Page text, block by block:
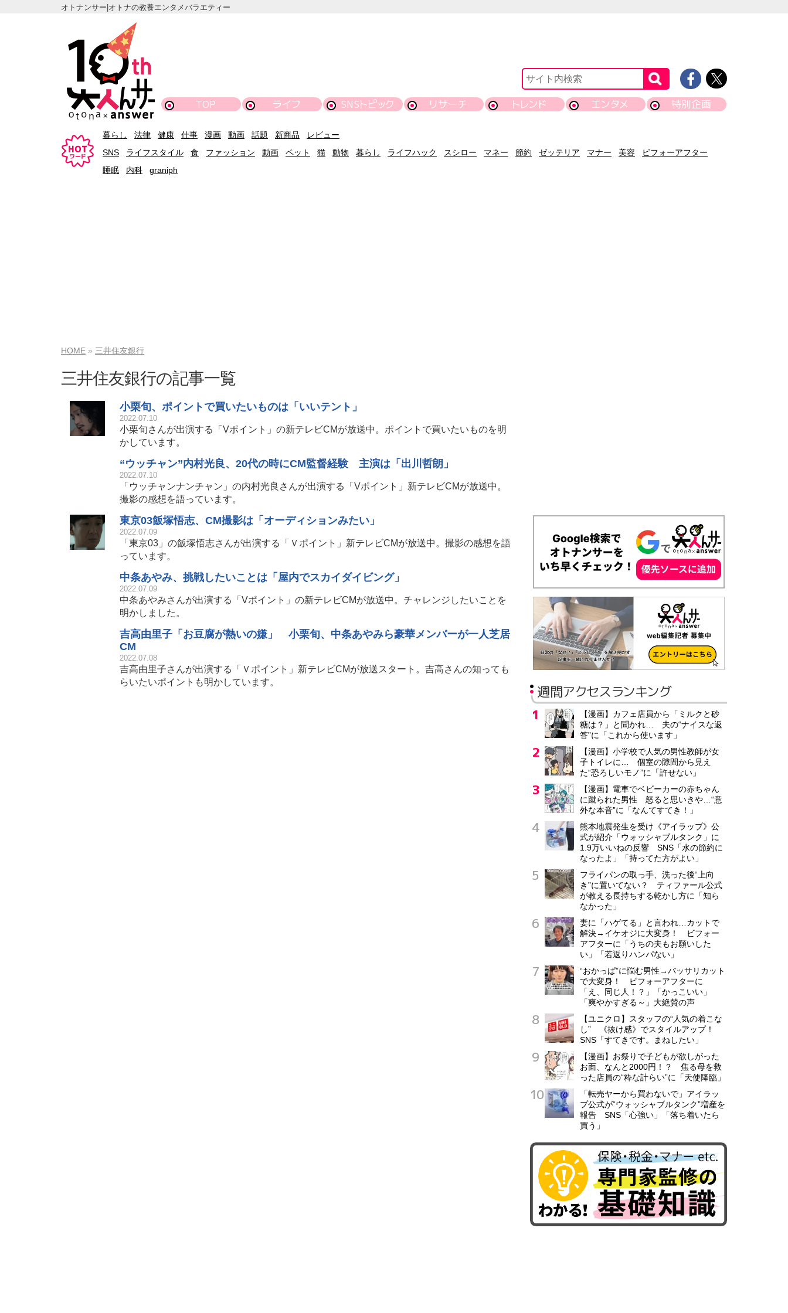
オトナンサー|オトナの教養エンタメバラエティー
TOP ライフ SNSトピック リサーチ トレンド エンタメ 特別企画
暮らし 法律 健康 仕事 漫画 動画 話題 新商品
レビュー
SNS
ライフスタイル 食 ファッション 動画 ペット 猫 動物 暮らし ライフハック スシロー マネー 節約 ゼッテリア マナー 美容
ビフォーアフター
睡眠
内科 graniph
HOME 三井住友銀行
三井住友銀行の記事一覧
小栗旬、ポイントで買いたいものは「いいテント」
2022.07.10
小栗旬さんが出演する「Vポイント」の新テレビCMが放送中。ポイントで買いたいものを明
かしています。
“ウッチャン”内村光良、20代の時にCM監督経験 主演は「出川哲朗」
2022.07.10
「ウッチャンナンチャン」の内村光良さんが出演する「Vポイント」新テレビCMが放送中。
撮影の感想を語っています。
東京03飯塚悟志、CM撮影は「オーディションみたい」
2022.07.09
「東京03」の飯塚悟志さんが出演する「Ｖポイント」新テレビCMが放送中。撮影の感想を語
っています。
中条あやみ、挑戦したいことは「屋内でスカイダイビング」
2022.07.09
中条あやみさんが出演する「Vポイント」の新テレビCMが放送中。チャレンジしたいことを
明かしました。
吉高由里子「お豆腐が熱いの嫌」 小栗旬、中条あやみら豪華メンバーが一人芝居
CM
2022.07.08
吉高由里子さんが出演する「Ｖポイント」新テレビCMが放送スタート。吉高さんの知っても
らいたいポイントも明かしています。
週間アクセスランキング
【漫画】カフェ店員から「ミルクと砂
糖は？」と聞かれ… 夫の“ナイスな返
答”に「これから使います」
【漫画】小学校で人気の男性教師が女
子トイレに… 個室の隙間から見え
た“恐ろしいモノ”に「許せない」
【漫画】電車でベビーカーの赤ちゃん
に蹴られた男性 怒ると思いきや…“意
外な本音”に「なんてすてき！」
熊本地震発生を受け《アイラップ》公
式が紹介「ウォッシャブルタンク」に
1.9万いいねの反響 SNS「水の節約に
なったよ」「持ってた方がよい」
フライパンの取っ手、洗った後“上向
き”に置いてない？ ティファール公式
が教える長持ちする乾かし方に「知ら
なかった」
妻に「ハゲてる」と言われ…カットで
解決→イケオジに大変身！ ビフォー
アフターに「うちの夫もお願いした
い」「若返りハンパない」
“おかっぱ”に悩む男性→バッサリカット
で大変身！ ビフォーアフターに
「え、同じ人！？」「かっこいい」
「爽やかすぎる～」大絶賛の声
【ユニクロ】スタッフの“人気の着こな
し” 《抜け感》でスタイルアップ！
SNS「すてきです。まねしたい」
【漫画】お祭りで子どもが欲しがった
お面、なんと2000円！？ 焦る母を救
った店員の“粋な計らい”に「天使降臨」
「転売ヤーから買わないで」アイラッ
プ公式が“ウォッシャブルタンク”増産を
報告 SNS「心強い」「落ち着いたら
買う」